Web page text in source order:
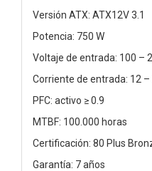
Versión ATX: ATX12V 3.1
Potencia: 750 W
Voltaje de entrada: 100 –
Corriente de entrada: 12 –
PFC: activo ≥ 0.9
MTBF: 100.000 horas
Certificación: 80 Plus
Garantía: 7 años